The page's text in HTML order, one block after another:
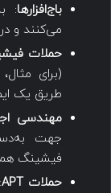
باج‌افزارها:
می‌کنند و
حملات
(برای
طریق یک
مهندسی
جهت
فیشینگ
حملات APT